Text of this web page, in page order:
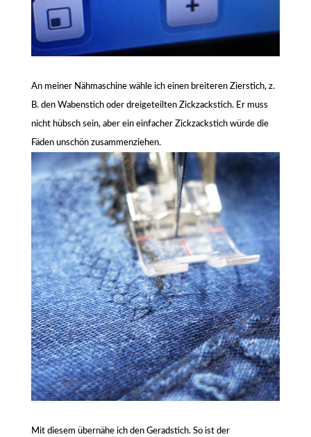
An meiner Nähmaschine wähle ich einen breiteren Zierstich, z.
B. den Wabenstich oder dreigeteilten Zickzackstich. Er muss
nicht hübsch sein, aber ein einfacher Zickzackstich würde die
Fäden unschön zusammenziehen.
Mit diesem übernähe ich den Geradstich. So ist der